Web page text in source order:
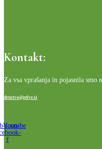
Kontakt:
Za vsa vprašanja in pojasnila smo
drustvo@zelve.si
icon-
f
Youtube